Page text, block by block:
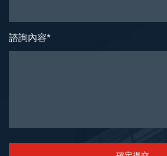
諮詢內容*